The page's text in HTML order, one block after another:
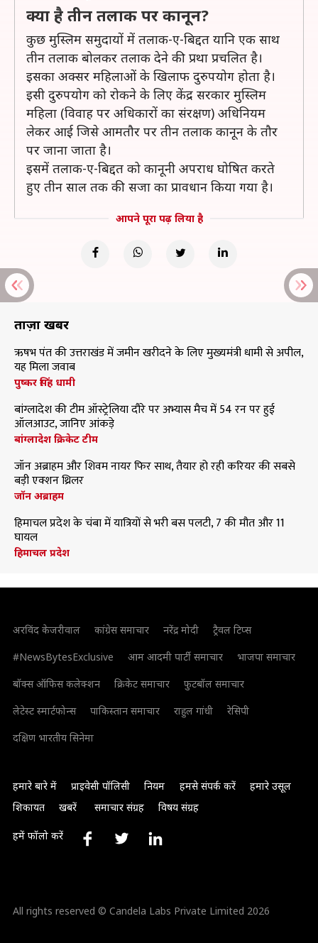
क्या है तीन तलाक पर कानून?
कुछ मुस्लिम समुदायों में तलाक-ए-बिद्दत यानि एक साथ
तीन तलाक बोलकर तलाक देने की प्रथा प्रचलित है।
इसका अक्सर महिलाओं के खिलाफ दुरुपयोग होता है।
इसी दुरुपयोग को रोकने के लिए केंद्र सरकार मुस्लिम
महिला (विवाह पर अधिकारों का संरक्षण) अधिनियम
लेकर आई जिसे आमतौर पर तीन तलाक कानून के तौर
पर जाना जाता है।
इसमें तलाक-ए-बिद्दत को कानूनी अपराध घोषित करते
हुए तीन साल तक की सजा का प्रावधान किया गया है।
आपने पूरा पढ़ लिया है
ताज़ा खबरें
ऋषभ पंत की उत्तराखंड में जमीन खरीदने के लिए मुख्यमंत्री धामी से अपील,
यह मिला जवाब
पुष्कर सिंह धामी
बांग्लादेश की टीम ऑस्ट्रेलिया दौरे पर अभ्यास मैच में 54 रन पर हुई
ऑलआउट, जानिए आंकड़े
बांग्लादेश क्रिकेट टीम
जॉन अब्राहम और शिवम नायर फिर साथ, तैयार हो रही करियर की सबसे
बड़ी एक्शन थ्रिलर
जॉन अब्राहम
हिमाचल प्रदेश के चंबा में यात्रियों से भरी बस पलटी, 7 की मौत और 11
घायल
हिमाचल प्रदेश
अरविंद केजरीवाल कांग्रेस समाचार नरेंद्र मोदी
ट्रैवल टिप्स
#NewsBytesExclusive
आम आदमी पार्टी समाचार
भाजपा समाचार
बॉक्स ऑफिस कलेक्शन
क्रिकेट समाचार
फुटबॉल समाचार
लेटेस्ट स्मार्टफोन्स
पाकिस्तान समाचार राहुल गांधी
रेसिपी
दक्षिण भारतीय सिनेमा
हमारे बारे में प्राइवेसी पॉलिसी नियम हमसे संपर्क करें
हमारे उसूल
शिकायत
खबरें समाचार संग्रह विषय संग्रह
हमें फॉलो करें
All rights reserved © Candela Labs Private Limited 2026